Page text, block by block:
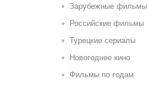
Зарубежные фильмы
Российские фильмы
Турецкие сериалы
Новогоднее кино
Фильмы по годам